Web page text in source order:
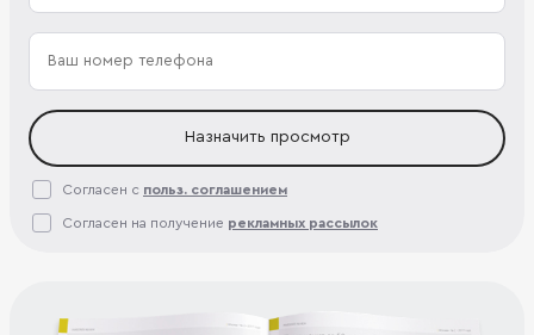
Назначить просмотр
Согласен с польз. соглашением
Согласен на получение рекламных рассылок